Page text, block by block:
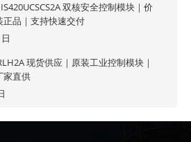
双核安全控制模块｜价
正品｜支持快速交付
现货供应｜原装工业控制模块｜
家直供